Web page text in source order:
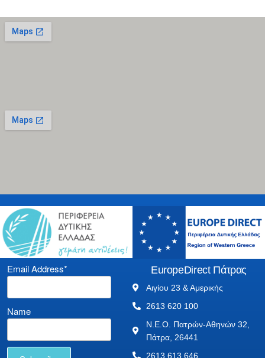
Email Address*
Name
EuropeDirect Πάτρας
Αιγίου 23 & Αμερικής
2613 620 100
Ν.Ε.Ο. Πατρών-Αθηνών 32,
Πάτρα, 26441
2613 613 646